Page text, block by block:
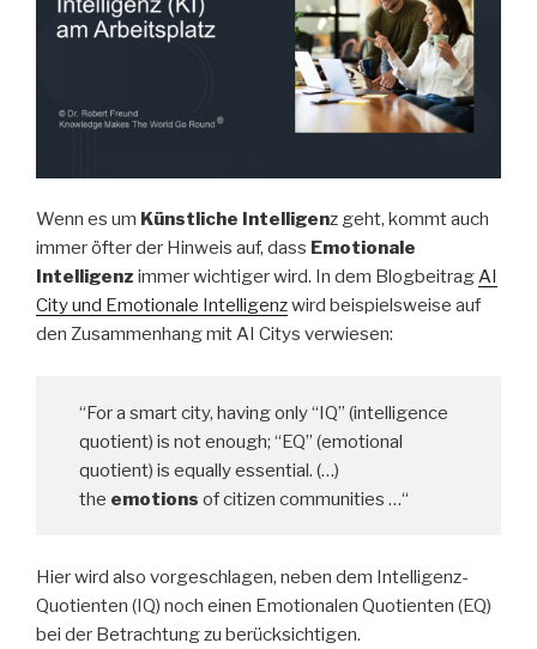
Wenn es um Künstliche Intelligenz geht, kommt auch
immer öfter der Hinweis auf, dass Emotionale
Intelligenz immer wichtiger wird. In dem BlogbeitragAI
City und Emotionale Intelligenzwird beispielsweise auf
den Zusammenhang mit AI Citys verwiesen:
“For a smart city, having only “IQ” (intelligence
quotient) is not enough; “EQ” (emotional
quotient) is equally essential. (…)
the emotions of citizen communities …“
Hier wird also vorgeschlagen, neben dem Intelligenz-
Quotienten (IQ) noch einen Emotionalen Quotienten (EQ)
bei der Betrachtung zu berücksichtigen.